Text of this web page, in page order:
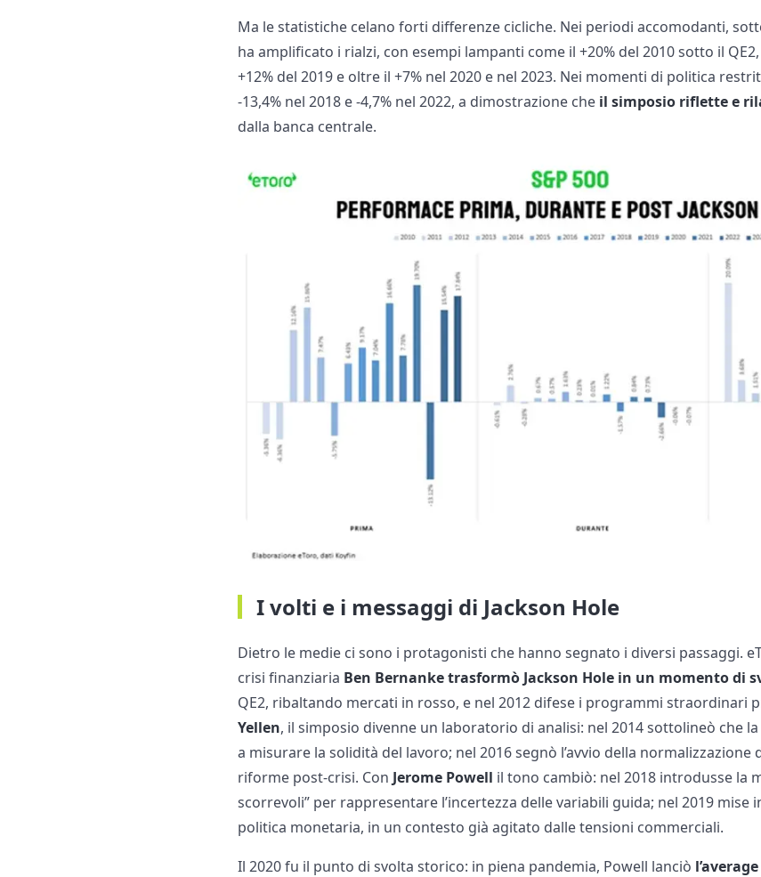
Ma le statistiche celano forti differenze cicliche. Nei periodi accomodanti,
ha amplificato i rialzi, con esempi lampanti come il +20% del 2010 sotto il QE2,
+12% del 2019 e oltre il +7% nel 2020 e nel 2023. Nei momenti di politica
-13,4% nel 2018 e -4,7% nel 2022, a dimostrazione che il simposio riflette e
dalla banca centrale.
I volti e i messaggi di Jackson Hole
Dietro le medie ci sono i protagonisti che hanno segnato i diversi passaggi.
crisi finanziaria Ben Bernanke trasformò Jackson Hole in un momento di
QE2, ribaltando mercati in rosso, e nel 2012 difese i programmi straordinari
Yellen, il simposio divenne un laboratorio di analisi: nel 2014 sottolineò che
a misurare la solidità del lavoro; nel 2016 segnò l’avvio della normalizzazione
riforme post-crisi. Con Jerome Powell il tono cambiò: nel 2018 introdusse la
scorrevoli” per rappresentare l’incertezza delle variabili guida; nel 2019 mise
politica monetaria, in un contesto già agitato dalle tensioni commerciali.
Il 2020 fu il punto di svolta storico: in piena pandemia, Powell lanciò